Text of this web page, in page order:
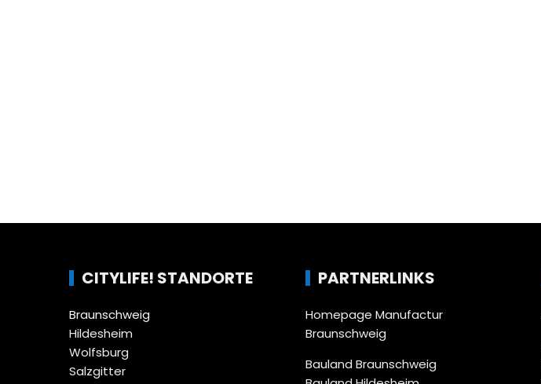
CITYLIFE! STANDORTE
Braunschweig
Hildesheim
Wolfsburg
Salzgitter
PARTNERLINKS
Homepage Manufactur
Braunschweig
Bauland Braunschweig